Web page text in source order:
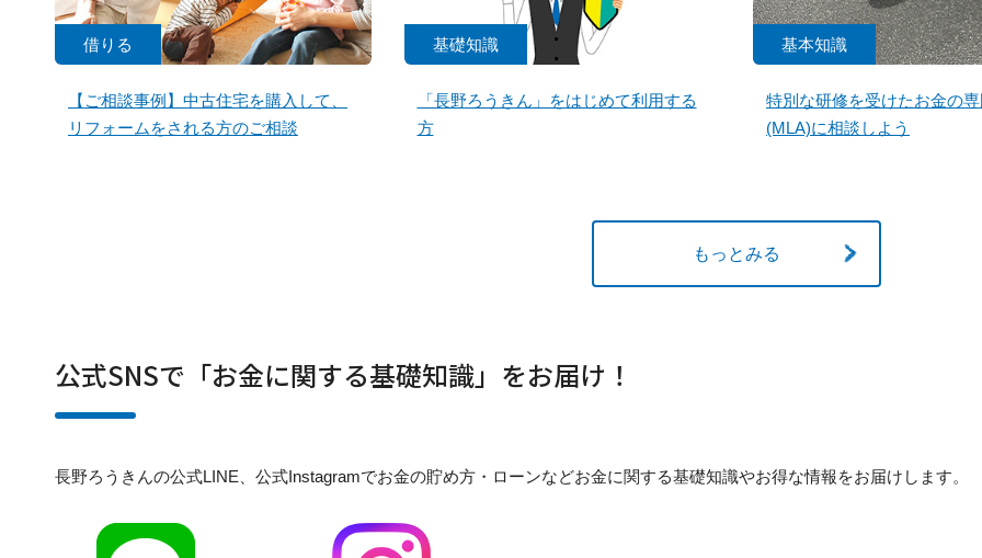
借りる
【ご相談事例】中古住宅を購入して、
リフォームをされる方のご相談
基礎知識
「長野ろうきん」をはじめて利用する
方
基本知識
特別な研修を受けたお金の
(MLA)に相談しよう
もっとみる
公式SNSで「お金に関する基礎知識」をお届け！
長野ろうきんの公式LINE、公式Instagramでお金の貯め方・ローンなどお金に関する基礎知識やお得な情報をお届けします。